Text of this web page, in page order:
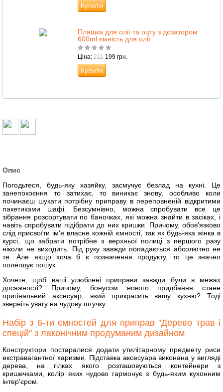
Купити
Пляшка для олії та оцту з дозатором
600ml ємність для олії
Ціна: 211 199 грн.
Купити
Опис
Погодьтеся, будь-яку хазяйку, засмучує безлад на кухні. Це
занепокоєння то затихає, то виникає знову, особливо коли
починаєш шукати потрібну приправу в переповненій відкритими
пакетиками шафі. Безсумнівно, можна спробувати все це
зібрання розсортувати по баночках, які можна знайти в засіках, і
навіть спробувати підібрати до них кришки. Причому, обов'язково
слід присвоїти ім'я власне кожній ємності, так як будь-яка жінка в
курсі, що забрати потрібне з верхньої полиці з першого разу
ніколи не виходить. Під руку завжди попадається абсолютно не
те. Але якщо хоча б є позначення продукту, то це значно
полегшує пошук.
Хочете, щоб ваші улюблені приправи завжди були в межах
досяжності? Причому, бонусом нового придбання стане
оригінальний аксесуар, який прикрасить вашу кухню? Тоді
зверніть увагу на чудову штучку:
Набір з 6-ти ємностей для приправ "Дерево трав і
спецій" з лаконічним продуманим дизайном
Конструктори постаралися додати утилітарному предмету риси
екстравагантної харизми. Підставка аксесуара виконана у вигляді
дерева, на гілках якого розташовуються контейнери з
кришечками, колір яких чудово гармонує з будь-яким кухонним
інтер'єром.